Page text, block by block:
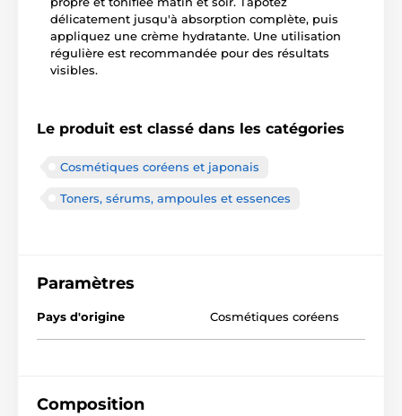
délicatement jusqu'à absorption complète, puis
appliquez une crème hydratante. Une utilisation
régulière est recommandée pour des résultats
visibles.
Le produit est classé dans les catégories
Cosmétiques coréens et japonais
Toners, sérums, ampoules et essences
Paramètres
Pays d'origine Cosmétiques coréens
Composition